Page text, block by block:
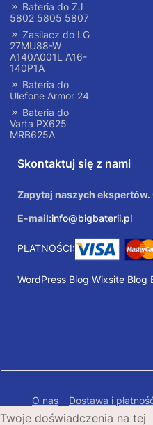
Bateria do ZJ
5802 5805 5807
Zasilacz do LG
27MU88-W
A140A001L A16-
140P1A
Bateria do
Ulefone Armor 24
Bateria do
Varta PX625
MRB625A
Skontaktuj się z nami
Zapytaj naszych
E-mail:info@bigbaterii.pl
PŁATNOŚCI:
WordPress Blog Wixsite Blog
O nas Dostawa i
Polityka
Twoje doświadczenia na tej